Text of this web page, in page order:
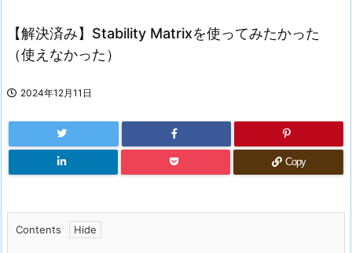
【解決済み】Stability Matrixを使ってみたかった
（使えなかった）
2024年12月11日
Copy
Contents